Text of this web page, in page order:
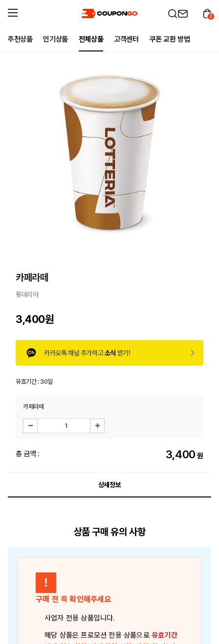
추천상품 인기상품 전체상품 고객센터 쿠폰 교환 방법
0
카페라떼
롯데리아
3,400원
카카오톡 채널 추가하고소식 받기!
유효기간 :30일
카페라떼
총 금액 : 3,400 원
상세정보
상품 구매 유의 사항
!
구매 전 꼭 확인해주세요
사업자 전용 상품입니다.
해당 상품은프로모션 전용 상품으로유효기간